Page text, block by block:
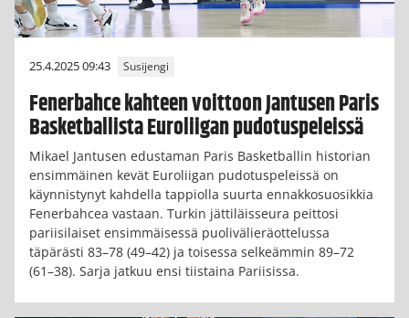
25.4.2025 09:43 Susijengi
Fenerbahce kahteen voittoon Jantusen Paris
Basketballista Euroliigan pudotuspeleissä
Mikael Jantusen edustaman Paris Basketballin historian
ensimmäinen kevät Euroliigan pudotuspeleissä on
käynnistynyt kahdella tappiolla suurta ennakkosuosikkia
Fenerbahcea vastaan. Turkin jättiläisseura peittosi
pariisilaiset ensimmäisessä puolivälieräottelussa
täpärästi 83–78 (49–42) ja toisessa selkeämmin 89–72
(61–38). Sarja jatkuu ensi tiistaina Pariisissa.